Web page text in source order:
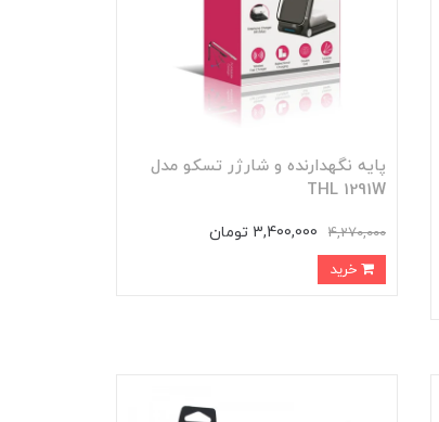
پایه نگهدارنده و شارژر تسکو مدل
THL 1291W
4,270,000 3,400,000 تومان
خرید